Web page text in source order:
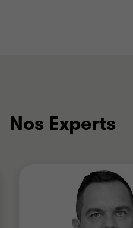
Nos Experts